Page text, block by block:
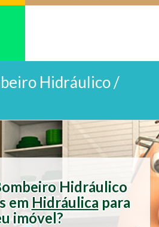
Hidráulico /
Hidráulico
emHidráulica para
imóvel?